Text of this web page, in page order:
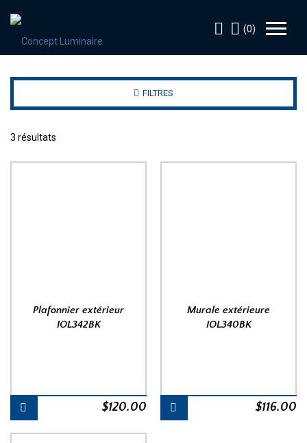
(0)
FILTRES
3 résultats
Plafonnier extérieur
IOL342BK
$120.00
Murale extérieure
IOL340BK
$116.00